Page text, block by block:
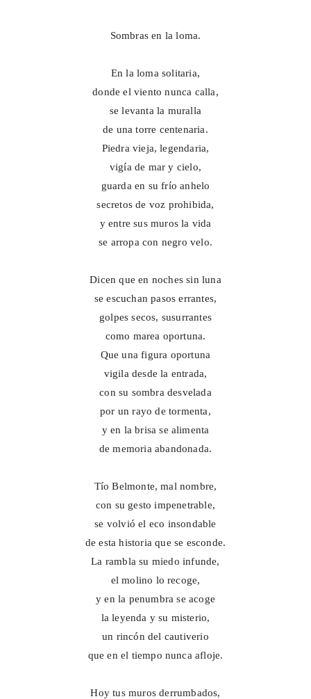
Sombras en la loma.
En la loma solitaria,
donde el viento nunca calla,
se levanta la muralla
de una torre centenaria.
Piedra vieja, legendaria,
vigía de mar y cielo,
guarda en su frío anhelo
secretos de voz prohibida,
y entre sus muros la vida
se arropa con negro velo.
Dicen que en noches sin luna
se escuchan pasos errantes,
golpes secos, susurrantes
como marea oportuna.
Que una figura oportuna
vigila desde la entrada,
con su sombra desvelada
por un rayo de tormenta,
y en la brisa se alimenta
de memoria abandonada.
Tío Belmonte, mal nombre,
con su gesto impenetrable,
se volvió el eco insondable
de esta historia que se esconde.
La rambla su miedo infunde,
el molino lo recoge,
y en la penumbra se acoge
la leyenda y su misterio,
un rincón del cautiverio
que en el tiempo nunca afloje.
Hoy tus muros derrumbados,